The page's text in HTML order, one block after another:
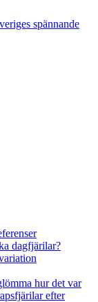
dagfjärilar?
hur det var
efter